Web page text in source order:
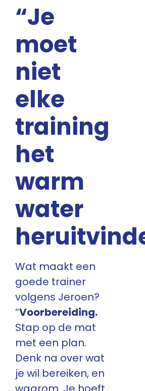
“Je
moet
niet
elke
training
het
warm
water
Wat maakt een
goede trainer
volgens Jeroen?
“Voorbereiding.
Stap op de mat
met een plan.
Denk na over wat
je wil bereiken, en